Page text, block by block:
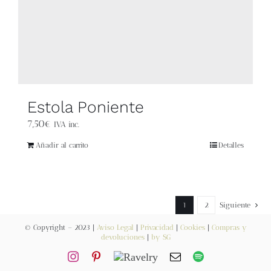
Estola Poniente
7,50€ IVA inc.
Añadir al carrito Detalles
1 2 Siguiente
© Copyright – 2023 | Aviso Legal | Privacidad | Cookies| Compras y
devoluciones| by SG